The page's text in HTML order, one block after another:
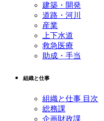
建築・開発
道路・河川
産業
上下水道
救急医療
助成・手当
組織と仕事
組織と仕事 目次
総務課
企画財政課